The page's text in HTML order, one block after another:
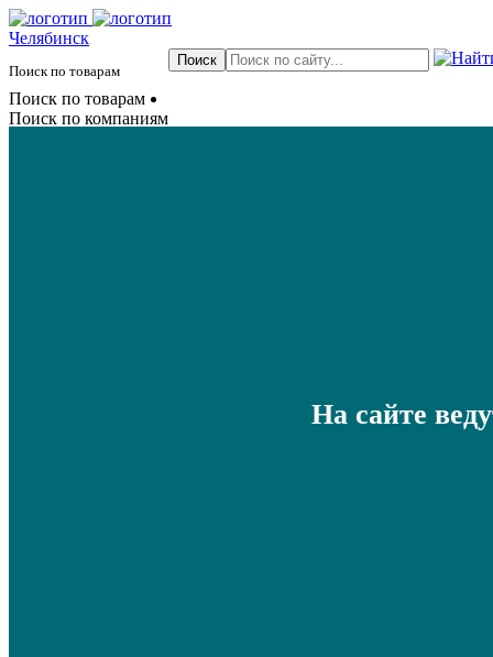
Челябинск
Поиск по товарам
Поиск по товарам
Поиск по компаниям
На сайте